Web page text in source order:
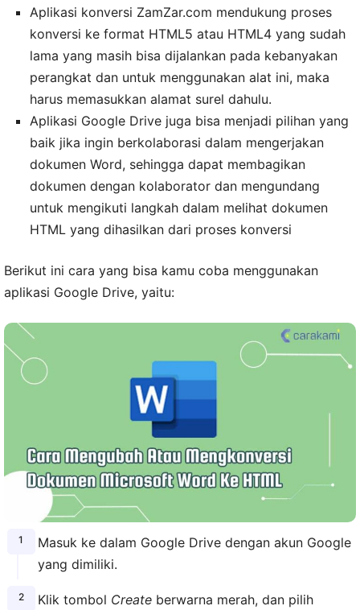
Aplikasi konversi ZamZar.com mendukung proses
konversi ke format HTML5 atau HTML4 yang sudah
lama yang masih bisa dijalankan pada kebanyakan
perangkat dan untuk menggunakan alat ini, maka
harus memasukkan alamat surel dahulu.
Aplikasi Google Drive juga bisa menjadi pilihan yang
baik jika ingin berkolaborasi dalam mengerjakan
dokumen Word, sehingga dapat membagikan
dokumen dengan kolaborator dan mengundang
untuk mengikuti langkah dalam melihat dokumen
HTML yang dihasilkan dari proses konversi
Berikut ini cara yang bisa kamu coba menggunakan
aplikasi Google Drive, yaitu:
Masuk ke dalam Google Drive dengan akun Google
yang dimiliki.
Klik tombol Createberwarna merah, dan pilih